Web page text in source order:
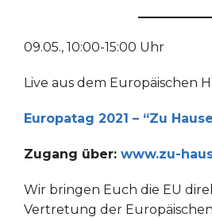
09.05., 10:00-15:00 Uhr
Live aus dem Europäischen
Europatag 2021 – “Zu
Zugang über: www.zu-
Wir bringen Euch die EU
Vertretung der